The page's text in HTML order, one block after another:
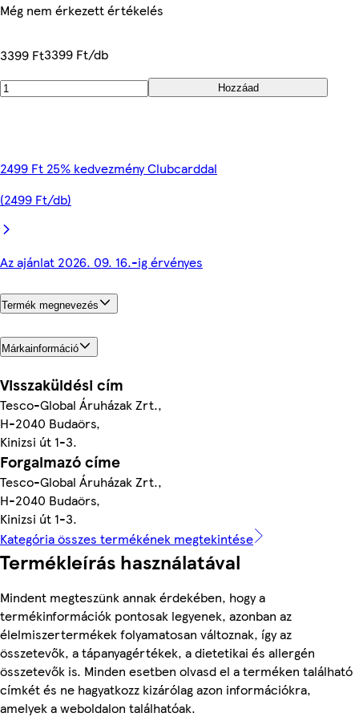
Még nem érkezett értékelés
3399 Ft3399 Ft/db
Hozzáad
2499 Ft 25% kedvezmény Clubcarddal
(2499 Ft/db)
Az ajánlat 2026. 09. 16.-ig érvényes
Termék megnevezés
Márkainformáció
Visszaküldési cím
Tesco-Global Áruházak Zrt.,
H-2040 Budaörs,
Kinizsi út 1-3.
Forgalmazó címe
Tesco-Global Áruházak Zrt.,
H-2040 Budaörs,
Kinizsi út 1-3.
Kategória összes termékének megtekintése
Termékleírás használatával
Mindent megteszünk annak érdekében, hogy a
termékinformációk pontosak legyenek, azonban az
élelmiszertermékek folyamatosan változnak, így az
összetevők, a tápanyagértékek, a dietetikai és allergén
összetevők is. Minden esetben olvasd el a terméken található
címkét és ne hagyatkozz kizárólag azon információkra,
amelyek a weboldalon találhatóak.